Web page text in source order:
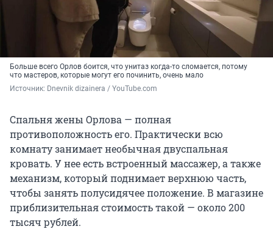
Больше всего Орлов боится, что унитаз когда-то сломается, потому
что мастеров, которые могут его починить, очень мало
Источник: Dnevnik dizainera / YouTube.com
Спальня жены Орлова — полная
противоположность его. Практически всю
комнату занимает необычная двуспальная
кровать. У нее есть встроенный массажер, а также
механизм, который поднимает верхнюю часть,
чтобы занять полусидячее положение. В магазине
приблизительная стоимость такой — около 200
тысяч рублей.